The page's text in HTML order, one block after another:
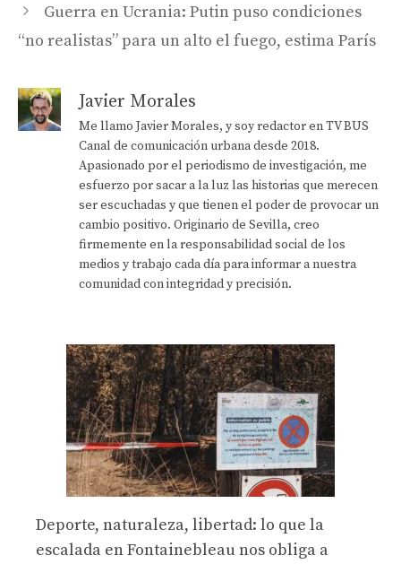
Guerra en Ucrania: Putin puso condiciones
“no realistas” para un alto el fuego, estima París
Javier Morales
Me llamo Javier Morales, y soy redactor en TV BUS
Canal de comunicación urbana desde 2018.
Apasionado por el periodismo de investigación, me
esfuerzo por sacar a la luz las historias que merecen
ser escuchadas y que tienen el poder de provocar un
cambio positivo. Originario de Sevilla, creo
firmemente en la responsabilidad social de los
medios y trabajo cada día para informar a nuestra
comunidad con integridad y precisión.
Deporte, naturaleza, libertad: lo que la
escalada en Fontainebleau nos obliga a